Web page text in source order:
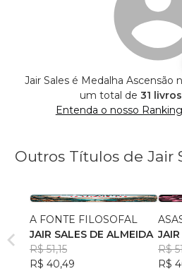
Jair Sales é Medalha Ascensão
um total de 31
Entenda o nosso
Outros Títulos de Jair
A FONTE FILOSOFAL
JAIR SALES DE ALMEIDA
R$ 51,15
R$ 40,49
R$
R$